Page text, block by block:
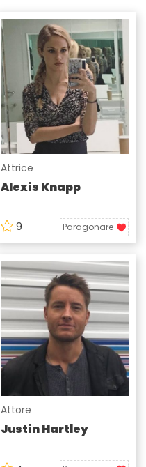
Attrice
Alexis Knapp
9 Paragonare
Attore
Justin Hartley